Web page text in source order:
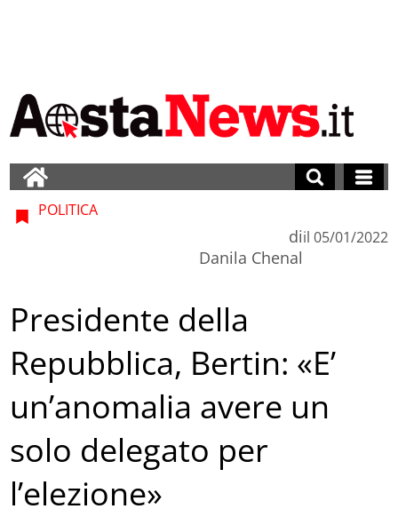
POLITICA
di
Danila Chenal
il 05/01/2022
Presidente della
Repubblica, Bertin: «E’
un’anomalia avere un
solo delegato per
l’elezione»